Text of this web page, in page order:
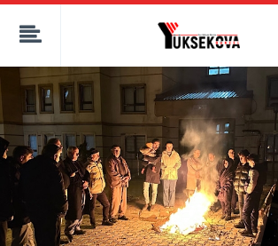
kaçak bahis
deneme bonusu
canlı bahis siteleri
deneme bonusu veren siteler
bahis siteleri
porno izle